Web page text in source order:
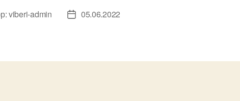
viberi-admin
Дата05.06.2022